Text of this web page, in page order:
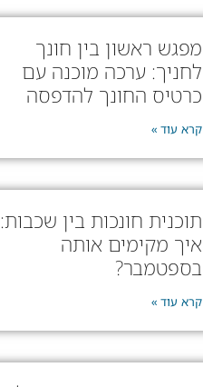
מפגש ראשון בין חונך
לחניך: ערכה מוכנה עם
כרטיס החונך להדפסה
קרא עוד »
תוכנית חונכות בין שכבות:
איך מקימים אותה
בספטמבר?
קרא עוד »